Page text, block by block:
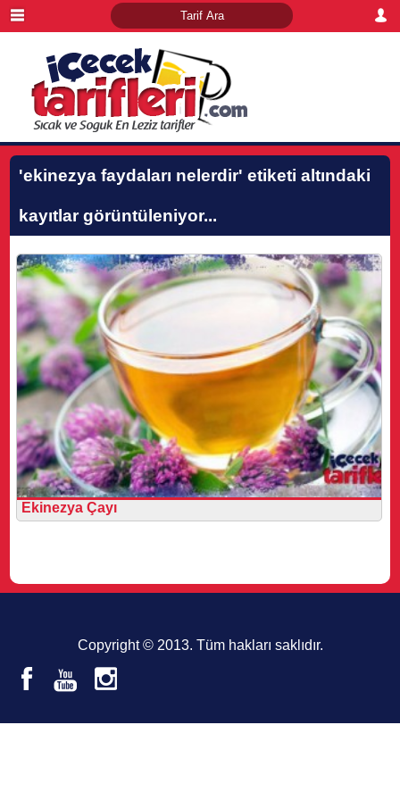
'ekinezya faydaları nelerdir' etiketi altındaki
kayıtlar görüntüleniyor...
Ekinezya Çayı
Copyright © 2013. Tüm hakları saklıdır.